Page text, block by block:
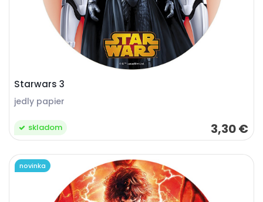
Starwars 3
jedly papier
3,30 €
skladom
novinka